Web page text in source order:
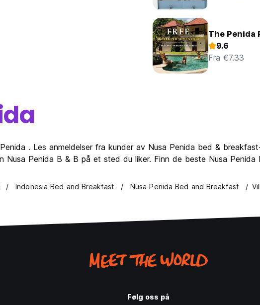
The Penida
9.6
Fra €7.33
. Les anmeldelser fra kunder av Nusa Penida bed &
Penida B & B på et sted du liker. Finn de beste Nusa
Indonesia Bed and Breakfast Nusa Penida Bed and Breakfast
Følg oss på